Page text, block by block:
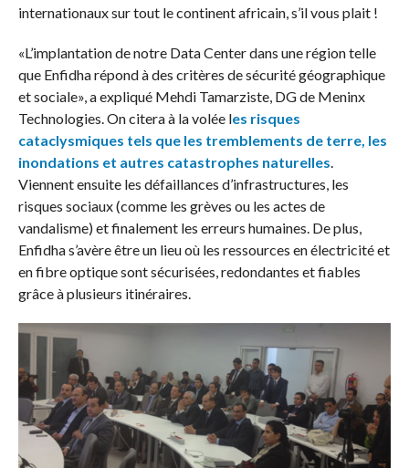
internationaux sur tout le continent africain, s’il vous plait !
«L’implantation de notre Data Center dans une région telle
que Enfidha répond à des critères de sécurité géographique
et sociale», a expliqué Mehdi Tamarziste, DG de Meninx
Technologies. On citera à la volée les risques
cataclysmiques tels que les tremblements de terre, les
inondations et autres catastrophes naturelles
Viennent ensuite les défaillances d’infrastructures, les
risques sociaux (comme les grèves ou les actes de
vandalisme) et finalement les erreurs humaines. De plus,
Enfidha s’avère être un lieu où les ressources en électricité et
en fibre optique sont sécurisées, redondantes et fiables
grâce à plusieurs itinéraires.